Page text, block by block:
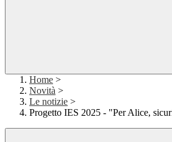
Home >
Novità >
Le notizie >
Progetto IES 2025 - "Per Alice,